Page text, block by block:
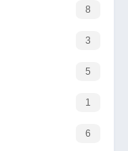
8
3
5
1
6